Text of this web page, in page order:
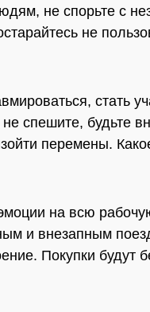
не спорьте с
не
стать
не спешите, будьте
перемены.
на всю
и внезапным
Покупки будут